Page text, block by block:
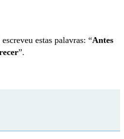
estas palavras: “Antes
”.